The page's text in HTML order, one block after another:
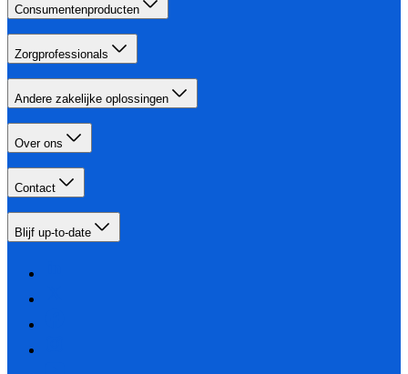
Consumentenproducten
Zorgprofessionals
Andere zakelijke oplossingen
Over ons
Contact
Blijf up-to-date